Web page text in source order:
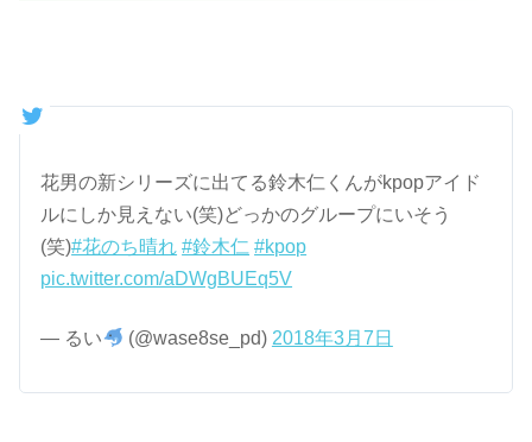
花男の新シリーズに出てる鈴木仁くんがkpopアイド
ルにしか見えない(笑)どっかのグループにいそう
(笑)#花のち晴れ #鈴木仁 #kpop
pic.twitter.com/aDWgBUEq5V
— るい (@wase8se_pd) 2018年3月7日